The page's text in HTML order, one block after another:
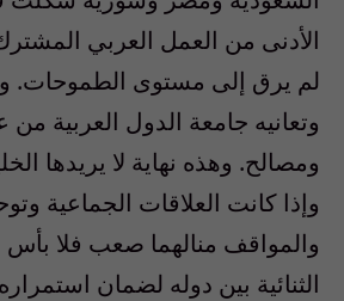
الأدنى من العمل العربي
لم يرق إلى مستوى الطموحات.
وتعانيه جامعة الدول العربية
ومصالح. وهذه نهاية لا يريدها
وإذا كانت العلاقات الجماعية
والمواقف منالهما صعب فلا بأس
الثنائية بين دوله لضمان